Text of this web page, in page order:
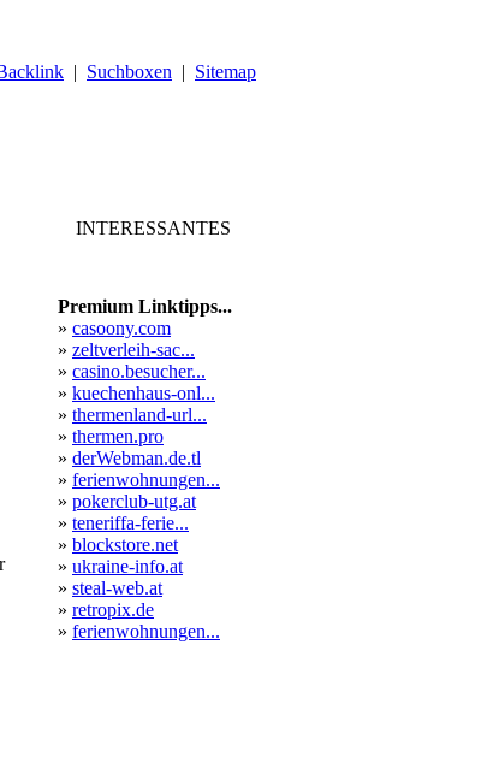
| Suchboxen | Sitemap
INTERESSANTES
Premium Linktipps...
» casoony.com
» zeltverleih-sac...
» casino.besucher...
» kuechenhaus-onl...
» thermenland-url...
» thermen.pro
» derWebman.de.tl
» ferienwohnungen...
» pokerclub-utg.at
» teneriffa-ferie...
» blockstore.net
» ukraine-info.at
» steal-web.at
» retropix.de
» ferienwohnungen...